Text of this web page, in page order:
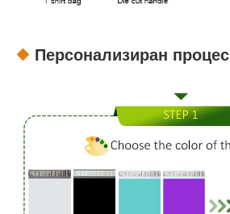
Персонализиран